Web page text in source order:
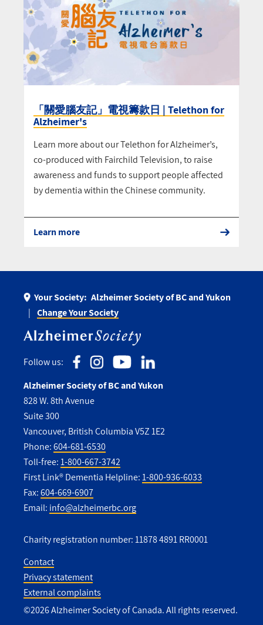
「關愛腦友記」電視籌款日 | Telethon for
Alzheimer's
Learn more about our Telethon for Alzheimer’s,
co-produced with Fairchild Television, to raise
awareness and funds to support people affected
by dementia within the Chinese community.
Learn more
Your Society: Alzheimer Society of BC and Yukon
Change Your Society
Follow us:
Alzheimer Society of BC and Yukon
828 W. 8th Avenue
Suite 300
Vancouver, British Columbia V5Z 1E2
Phone:604-681-6530
Toll-free:1-800-667-3742
First Link® Dementia Helpline:1-800-936-6033
Fax:604-669-6907
Email: info@alzheimerbc.org
Charity registration number: 11878 4891 RR0001
Utility
Footer
Contact
Privacy statement
External complaints
©2026 Alzheimer Society of Canada. All rights reserved.